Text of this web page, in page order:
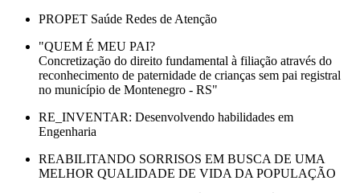
PROPET Saúde Redes de Atenção
"QUEM É MEU PAI?
Concretização do direito fundamental à filiação através do
reconhecimento de paternidade de crianças sem pai registral
no município de Montenegro - RS"
RE_INVENTAR: Desenvolvendo habilidades em
Engenharia
REABILITANDO SORRISOS EM BUSCA DE UMA
MELHOR QUALIDADE DE VIDA DA POPULAÇÃO